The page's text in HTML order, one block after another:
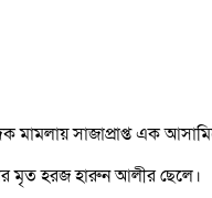
সাজাপ্রাপ্ত এক
মৃত হরজ হারুন আলীর ছেলে।